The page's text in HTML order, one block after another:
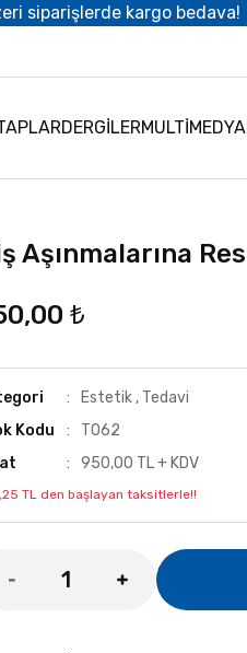
siparişlerde kargo bedava!
DERGİLERMULTİMEDYA
Aşınmalarına
₺
Estetik , Tedavi
Kodu
T062
950,00 TL + KDV
TL den başlayan taksitlerle!!